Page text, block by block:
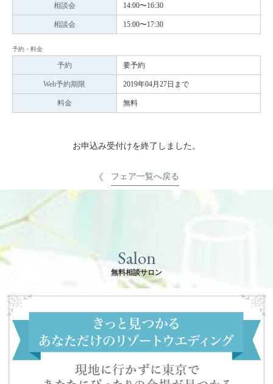
相談会 14:00〜16:30
相談会 15:00〜17:30
予約・料金
予約 要予約
Web予約期限 2019年04月27日まで
料金 無料
お申込み受付けを終了しました。
フェア一覧へ戻る
Salon
無料相談サロン